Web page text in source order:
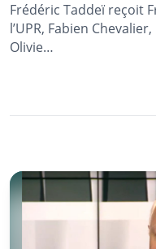
Frédéric Taddeï reçoit
l’UPR, Fabien
Olivie…